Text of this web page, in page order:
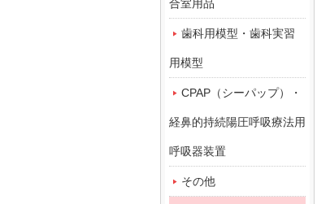
合室用品
歯科用模型・歯科実習
用模型
CPAP（シーパップ）・
経鼻的持続陽圧呼吸療法用
呼吸器装置
その他